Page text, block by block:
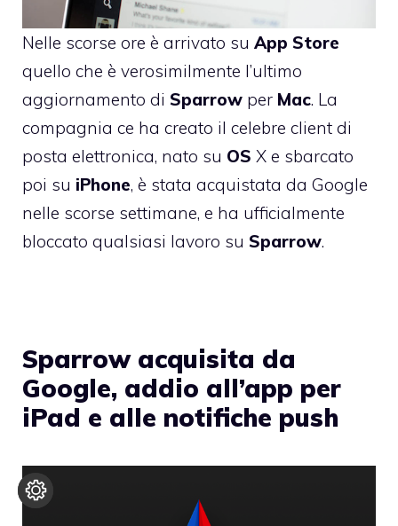
Nelle scorse ore è arrivato su App Store
quello che è verosimilmente l’ultimo
aggiornamento di Sparrow per Mac. La
compagnia ce ha creato il celebre client di
posta elettronica, nato su OS X e sbarcato
poi su iPhone, è stata acquistata da Google
nelle scorse settimane, e ha ufficialmente
bloccato qualsiasi lavoro su Sparrow.
Sparrow acquisita da
Google, addio all’app per
iPad e alle notifiche push